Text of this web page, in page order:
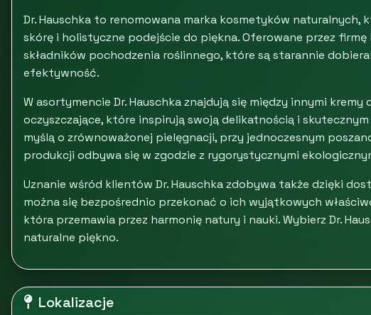
Dr. Hauschka to renomowana marka kosmetyków naturalnych,
skórę i holistyczne podejście do piękna. Oferowane przez
składników pochodzenia roślinnego, które są starannie
efektywność.
W asortymencie Dr. Hauschka znajdują się między innymi
oczyszczające, które inspirują swoją delikatnością i
myślą o zrównoważonej pielęgnacji, przy jednoczesnym
produkcji odbywa się w zgodzie z rygorystycznymi
Uznanie wśród klientów Dr. Hauschka zdobywa także dzięki
można się bezpośrednio przekonać o ich wyjątkowych
która przemawia przez harmonię natury i nauki. Wybierz Dr.
naturalne piękno.
Lokalizacje